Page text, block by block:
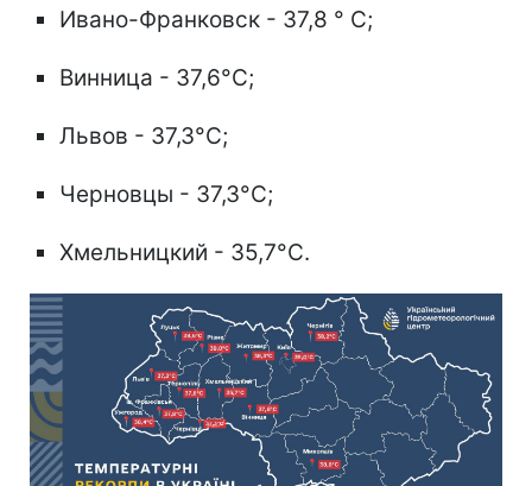
Ивано-Франковск - 37,8 ° C;
Винница - 37,6°C;
Львов - 37,3°C;
Черновцы - 37,3°C;
Хмельницкий - 35,7°C.